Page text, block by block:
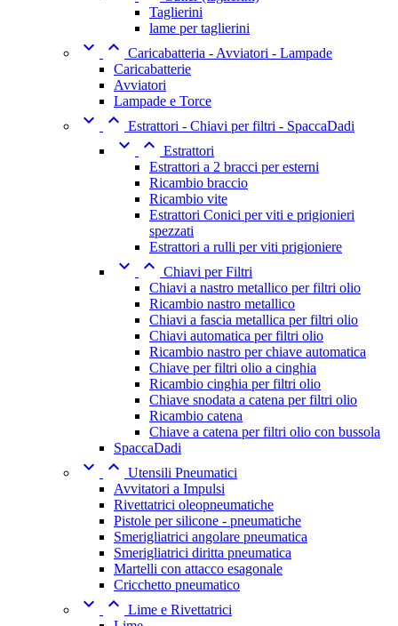
Taglierini
lame per taglierini
  Caricabatteria - Avviatori - Lampade
Caricabatterie
Avviatori
Lampade e Torce
  Estrattori - Chiavi per filtri - SpaccaDadi
  Estrattori
Estrattori a 2 bracci per esterni
Ricambio braccio
Ricambio vite
Estrattori Conici per viti e prigionieri
spezzati
Estrattori a rulli per viti prigioniere
  Chiavi per Filtri
Chiavi a nastro metallico per filtri olio
Ricambio nastro metallico
Chiavi a fascia metallica per filtri olio
Chiavi automatica per filtri olio
Ricambio nastro per chiave automatica
Chiave per filtri olio a cinghia
Ricambio cinghia per filtri olio
Chiave snodata a catena per filtri olio
Ricambio catena
Chiave a catena per filtri olio con bussola
SpaccaDadi
  Utensili Pneumatici
Avvitatori a Impulsi
Rivettatrici oleopneumatiche
Pistole per silicone - pneumatiche
Smerigliatrici angolare pneumatica
Smerigliatrici diritta pneumatica
Martelli con attacco esagonale
Cricchetto pneumatico
  Lime e Rivettatrici